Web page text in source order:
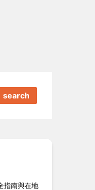
search
指南與在地